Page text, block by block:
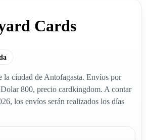
Cards
la ciudad de Antofagasta. Envíos por
800, precio cardkingdom. A contar
los envíos serán realizados los días